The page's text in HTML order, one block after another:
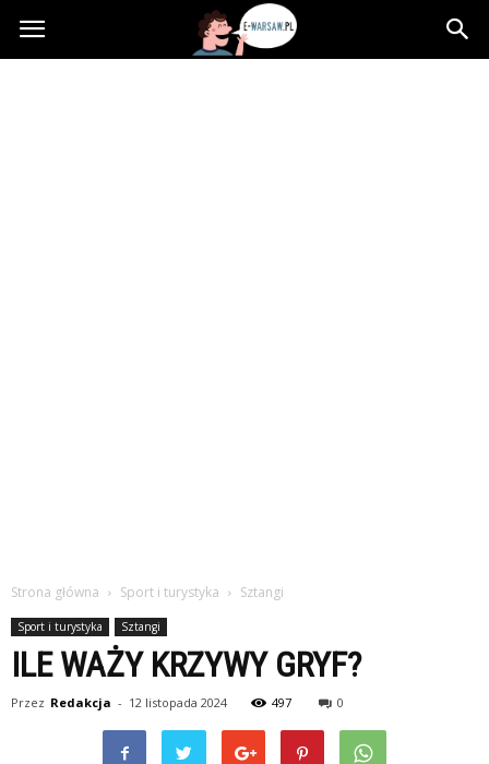
Strona główna Sport i turystyka Sztangi
Sport i turystyka Sztangi
ILE WAŻY KRZYWY GRYF?
Przez Redakcja - 12 listopada 2024 497 0